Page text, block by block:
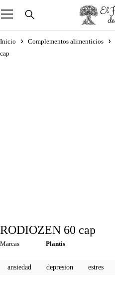
Inicio Complementos alimenticios
cap
RODIOZEN 60 cap
Marcas Plantis
ansiedad depresion estres